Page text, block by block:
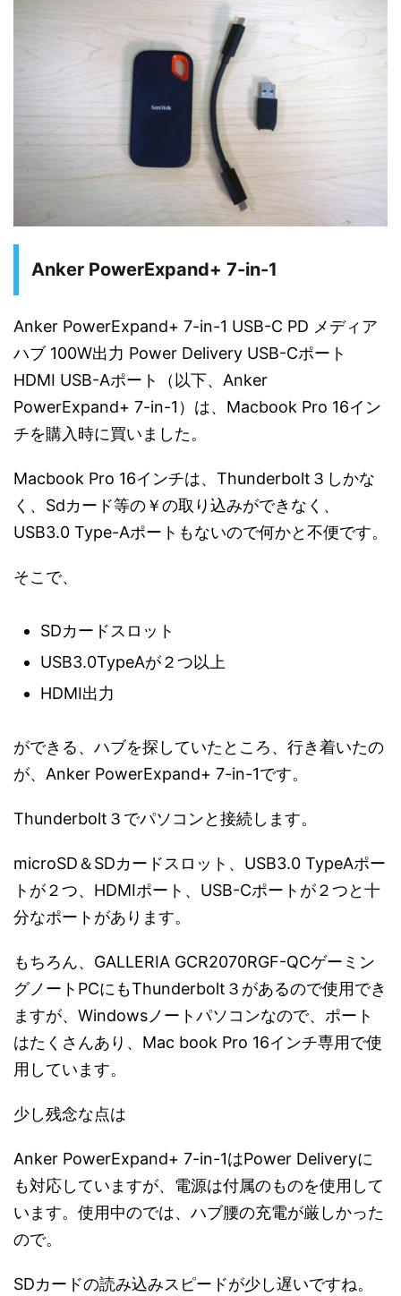
Anker PowerExpand+ 7-in-1
Anker PowerExpand+ 7-in-1 USB-C PD メディア
ハブ 100W出力 Power Delivery USB-Cポート
HDMI USB-Aポート（以下、Anker
PowerExpand+ 7-in-1）は、Macbook Pro 16イン
チを購入時に買いました。
Macbook Pro 16インチは、Thunderbolt３しかな
く、Sdカード等の￥の取り込みができなく、
USB3.0 Type-Aポートもないので何かと不便です。
そこで、
SDカードスロット
USB3.0TypeAが２つ以上
HDMI出力
ができる、ハブを探していたところ、行き着いたの
が、Anker PowerExpand+ 7-in-1です。
Thunderbolt３でパソコンと接続します。
microSD＆SDカードスロット、USB3.0 TypeAポー
トが２つ、HDMIポート、USB-Cポートが２つと十
分なポートがあります。
もちろん、GALLERIA GCR2070RGF-QCゲーミン
グノートPCにもThunderbolt３があるので使用でき
ますが、Windowsノートパソコンなので、ポート
はたくさんあり、Mac book Pro 16インチ専用で使
用しています。
少し残念な点は
Anker PowerExpand+ 7-in-1はPower Deliveryに
も対応していますが、電源は付属のものを使用して
います。使用中のでは、ハブ腰の充電が厳しかった
ので。
SDカードの読み込みスピードが少し遅いですね。